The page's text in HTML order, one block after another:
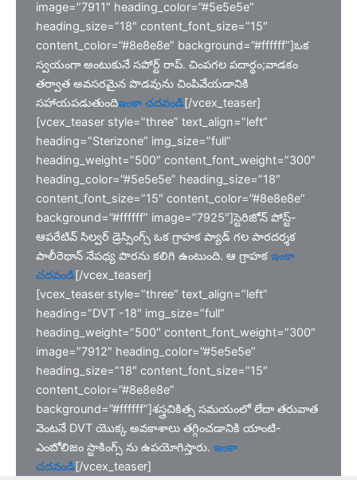
image=”7911″ heading_color=”#5e5e5e”
heading_size=”18″ content_font_size=”15″
content_color=”#8e8e8e” background=”#ffffff”]ఒక
స్వయంగా అంటుకునే సపోర్ట్ రాప్. చింపగల పదార్థం;వాడకం
తర్వాత అవసరమైన పొడవును చింపివేయడానికి
సహాయపడుతుందిఇంకా చదవండి[/vcex_teaser]
[vcex_teaser style=”three” text_align=”left”
heading=”Sterizone” img_size=”full”
heading_weight=”500″ content_font_weight=”300″
heading_color=”#5e5e5e” heading_size=”18″
content_font_size=”15″ content_color=”#8e8e8e”
background=”#ffffff” image=”7925″]స్టెరిజోన్ పోస్ట్-
ఆపరేటివ్ సిల్వర్ డ్రెస్సింగ్స్ ఒక గ్రాహక ప్యాడ్ గల పారదర్శక
పాలీరెథాన్ నేపధ్య పొరను కలిగి ఉంటుంది. ఆ గ్రాహక ఇంకా
చదవండి[/vcex_teaser]
[vcex_teaser style=”three” text_align=”left”
heading=”DVT -18″ img_size=”full”
heading_weight=”500″ content_font_weight=”300″
image=”7912″ heading_color=”#5e5e5e”
heading_size=”18″ content_font_size=”15″
content_color=”#8e8e8e”
background=”#ffffff”]శస్త్రచికిత్స సమయంలో లేదా తరువాత
వెంటనే DVT యొక్క అవకాశాలు తగ్గించడానికి యాంటి-
ఎంబోలిజం స్టాకింగ్స్ ను ఉపయోగిస్తారు. ఇంకా
చదవండి[/vcex_teaser]